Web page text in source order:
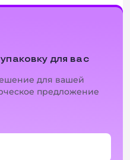
для вас
для вашей
предложение